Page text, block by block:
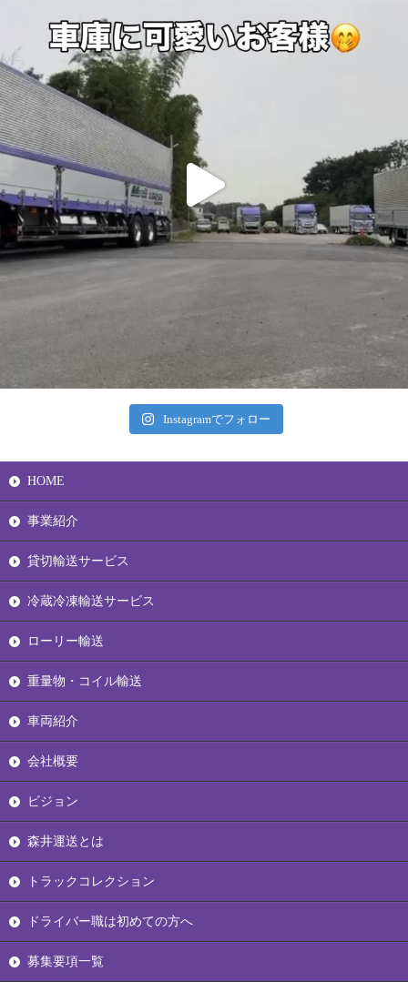
Instagramでフォロー
HOME
事業紹介
貸切輸送サービス
冷蔵冷凍輸送サービス
ローリー輸送
重量物・コイル輸送
車両紹介
会社概要
ビジョン
森井運送とは
トラックコレクション
ドライバー職は初めての方へ
募集要項一覧